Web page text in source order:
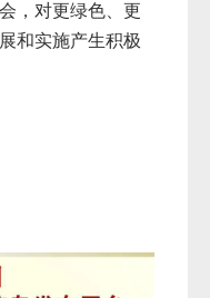
，对更绿色、更
和实施产生积极